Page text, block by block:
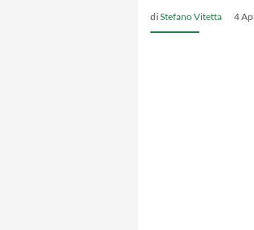
diStefano Vitetta 4